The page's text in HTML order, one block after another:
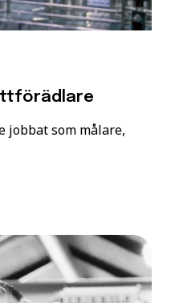
jobbat som målare,